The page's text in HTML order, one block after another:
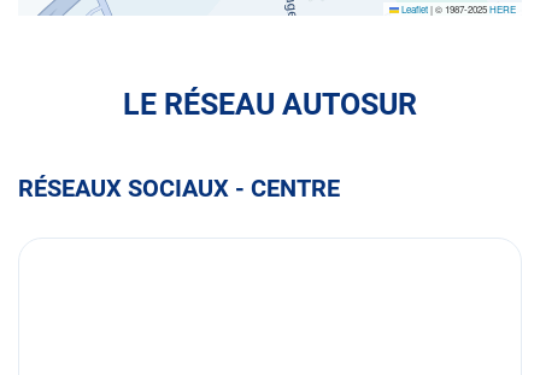
Leaflet|© 1987-2025HERE
LE RÉSEAU AUTOSUR
RÉSEAUX SOCIAUX - CENTRE